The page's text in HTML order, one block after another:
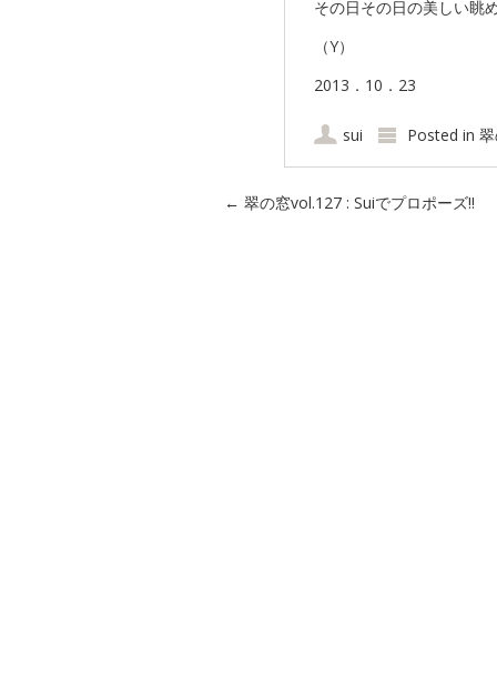
その日その日の美しい眺
（Y）
2013．10．23
sui Posted in
Post navigation
← 翠の窓vol.127 : Suiでプロポーズ!!